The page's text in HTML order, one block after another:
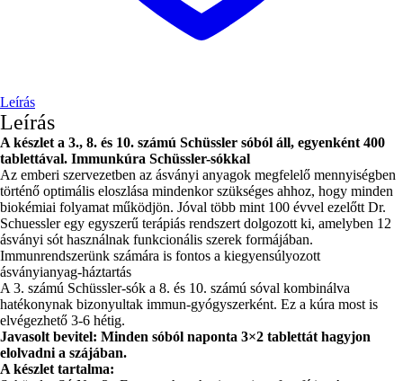
Leírás
Leírás
A készlet a 3., 8. és 10. számú Schüssler sóból áll, egyenként 400
tablettával. Immunkúra Schüssler-sókkal
Az emberi szervezetben az ásványi anyagok megfelelő mennyiségben
történő optimális eloszlása ​​mindenkor szükséges ahhoz, hogy minden
biokémiai folyamat működjön. Jóval több mint 100 évvel ezelőtt Dr.
Schuessler egy egyszerű terápiás rendszert dolgozott ki, amelyben 12
ásványi sót használnak funkcionális szerek formájában.
Immunrendszerünk számára is fontos a kiegyensúlyozott
ásványianyag-háztartás
A 3. számú Schüssler-sók a 8. és 10. számú sóval kombinálva
hatékonynak bizonyultak immun-gyógyszerként. Ez a kúra most is
elvégezhető 3-6 hétig.
Javasolt bevitel: Minden sóból naponta 3×2 tablettát hagyjon
elolvadni a szájában.
A készlet tartalma: